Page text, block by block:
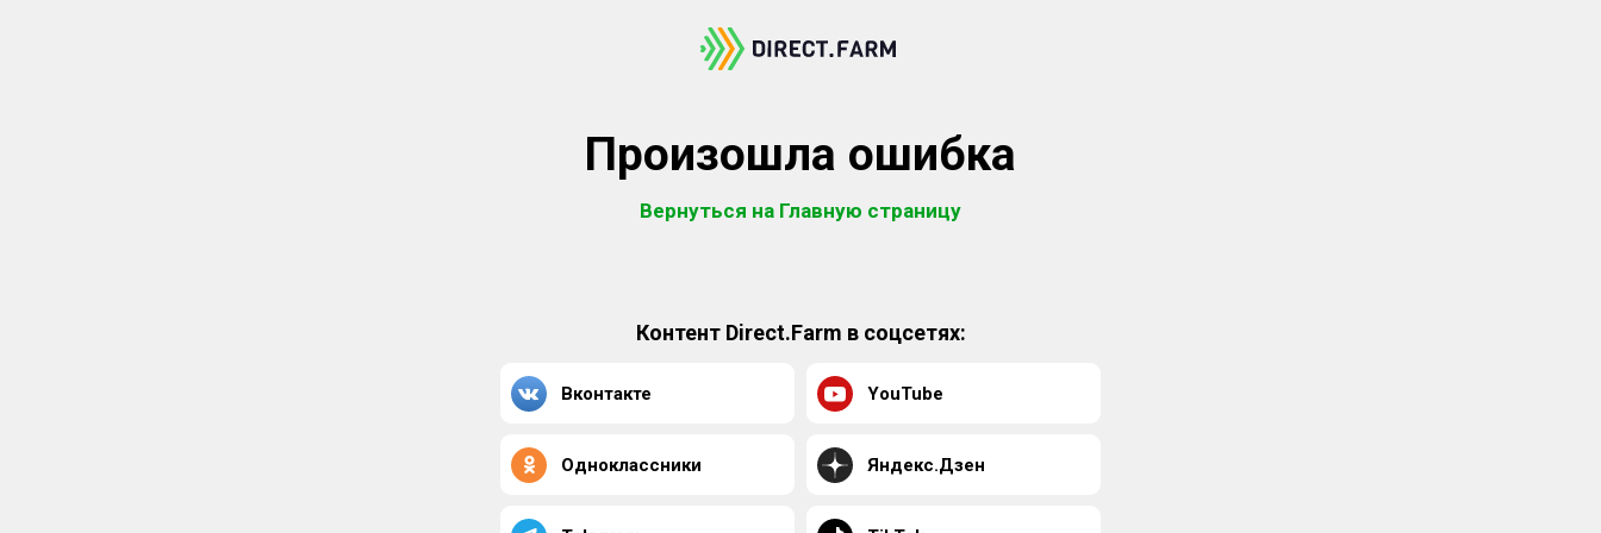
Произошла ошибка
Вернуться на Главную страницу
Контент Direct.Farm в соцсетях:
Вконтакте YouTube
Одноклассники Яндекс.Дзен